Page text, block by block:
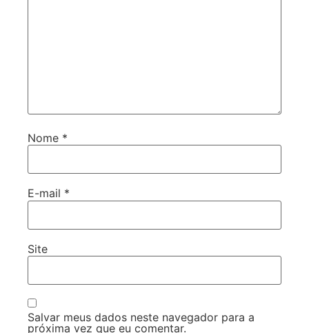
Nome *
E-mail *
Site
Salvar meus dados neste navegador para a
próxima vez que eu comentar.